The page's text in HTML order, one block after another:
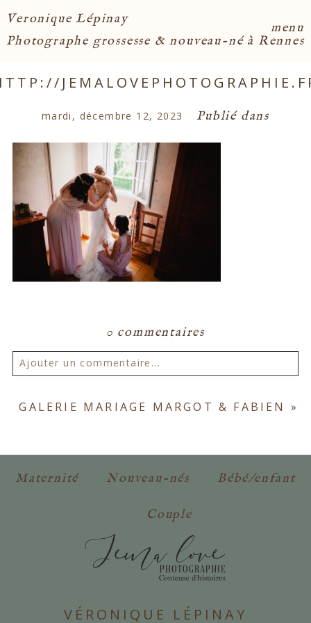
menu
Veronique Lépinay
Photographe grossesse & nouveau-né à Rennes
mardi, décembre 12, 2023 Publié dans
0 commentaires
Ajouter un commentaire...
Votre email ne sera jamais publié ou partagé.
GALERIE MARIAGE MARGOT & FABIEN »
Maternité Nouveau-nés Bébé/enfant
Couple
VÉRONIQUE LÉPINAY